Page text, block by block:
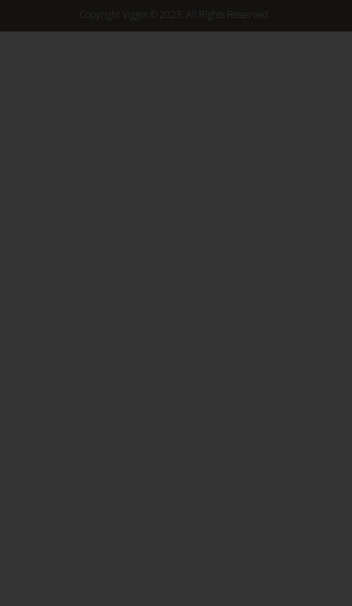
Copyright Viggot © 2023. All Rights Reserved.